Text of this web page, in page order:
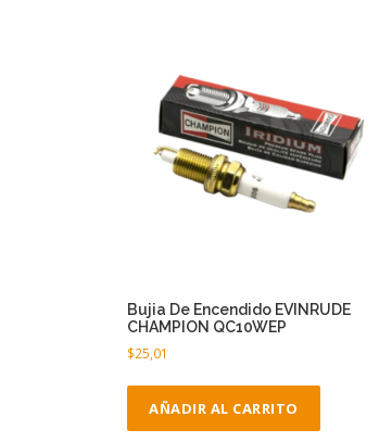
Bujia De Encendido EVINRUDE
CHAMPION QC10WEP
$25,01
AÑADIR AL CARRITO